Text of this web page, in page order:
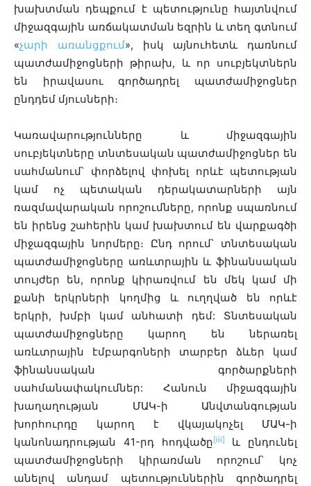
խախտման դեպքում է պետությունը հայտնվում
միջազգային առճակատման եզրին և տեղ գտնում
«չարի առանցքում», իսկ այնուհետև դառնում
պատժամիջոցների թիրախ, և որ սուբյեկտներն
են իրավասու գործադրել պատժամիջոցներ
ընդդեմ մյուսների։
Կառավարությունները և միջազգային
սուբյեկտները տնտեսական պատժամիջոցներ են
սահմանում՝ փորձելով փոխել որևէ պետության
կամ ոչ պետական դերակատարների այն
ռազմավարական որոշումները, որոնք սպառնում
են իրենց շահերին կամ խախտում են վարքագծի
միջազգային նորմերը։ Ընդ որում՝ տնտեսական
պատժամիջոցները առևտրային և ֆինանսական
տույժեր են, որոնք կիրառվում են մեկ կամ մի
քանի երկրների կողմից և ուղղված են որևէ
երկրի, խմբի կամ անհատի դեմ: Տնտեսական
պատժամիջոցները կարող են ներառել
առևտրային էմբարգոների տարբեր ձևեր կամ
ֆինանսական գործարքների
սահմանափակումներ: Հանուն միջազգային
խաղաղության ՄԱԿ-ի Անվտանգության
խորհուրդը կարող է վկայակոչել ՄԱԿ-ի
կանոնադրության 41-րդ հոդվածը[iii]
և ընդունել
պատժամիջոցների կիրառման որոշում՝ կոչ
անելով անդամ պետություններին գործադրել